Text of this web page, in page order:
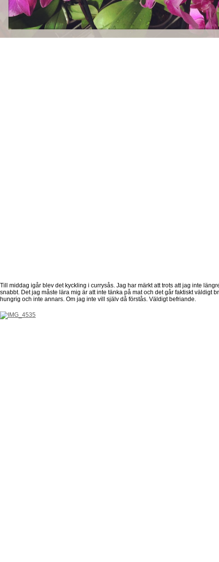
Till middag igår blev det kyckling i currysås. Jag har märkt att trots att jag inte
snabbt. Det jag måste lära mig är att inte tänka på mat och det går faktiskt väldigt
hungrig och inte annars. Om jag inte vill själv då förstås. Väldigt befriande.